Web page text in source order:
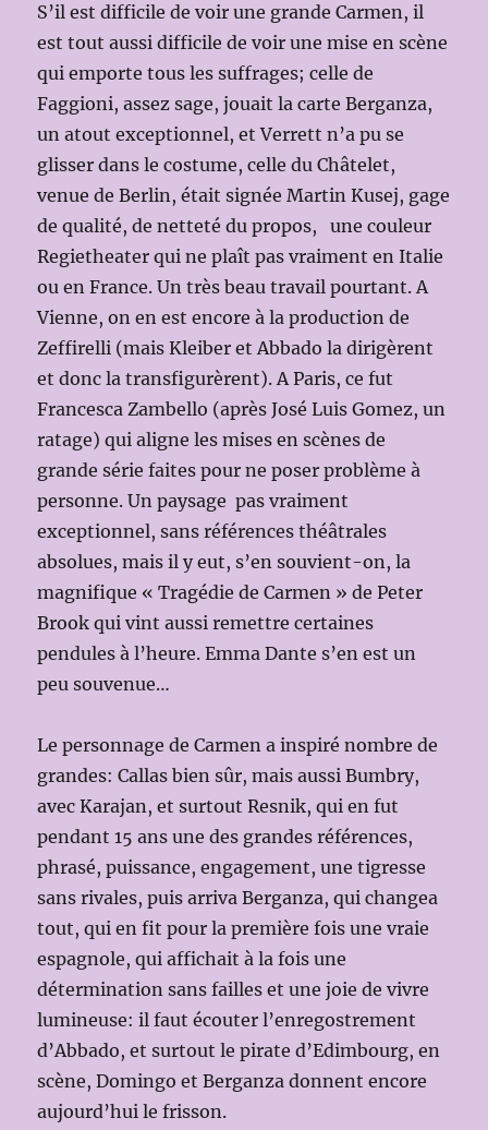
S’il est difficile de voir une grande Carmen, il
est tout aussi difficile de voir une mise en scène
qui emporte tous les suffrages; celle de
Faggioni, assez sage, jouait la carte Berganza,
un atout exceptionnel, et Verrett n’a pu se
glisser dans le costume, celle du Châtelet,
venue de Berlin, était signée Martin Kusej, gage
de qualité, de netteté du propos, une couleur
Regietheater qui ne plaît pas vraiment en Italie
ou en France. Un très beau travail pourtant. A
Vienne, on en est encore à la production de
Zeffirelli (mais Kleiber et Abbado la dirigèrent
et donc la transfigurèrent). A Paris, ce fut
Francesca Zambello (après José Luis Gomez, un
ratage) qui aligne les mises en scènes de
grande série faites pour ne poser problème à
personne. Un paysage pas vraiment
exceptionnel, sans références théâtrales
absolues, mais il y eut, s’en souvient-on, la
magnifique « Tragédie de Carmen » de Peter
Brook qui vint aussi remettre certaines
pendules à l’heure. Emma Dante s’en est un
peu souvenue…
Le personnage de Carmen a inspiré nombre de
grandes: Callas bien sûr, mais aussi Bumbry,
avec Karajan, et surtout Resnik, qui en fut
pendant 15 ans une des grandes références,
phrasé, puissance, engagement, une tigresse
sans rivales, puis arriva Berganza, qui changea
tout, qui en fit pour la première fois une vraie
espagnole, qui affichait à la fois une
détermination sans failles et une joie de vivre
lumineuse: il faut écouter l’enregostrement
d’Abbado, et surtout le pirate d’Edimbourg, en
scène, Domingo et Berganza donnent encore
aujourd’hui le frisson.